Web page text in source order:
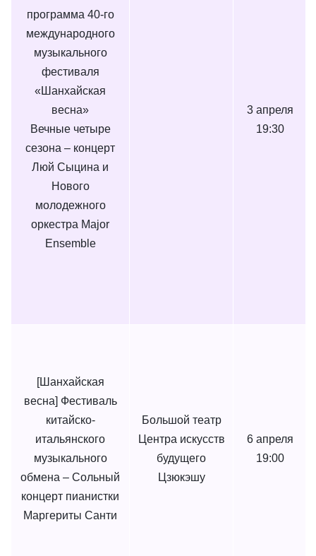
программа 40-го
международного
музыкального
фестиваля
«Шанхайская
весна»
Вечные четыре
сезона – концерт
Люй Сыцина и
Нового
молодежного
оркестра Major
Ensemble
3 апреля
19:30
[Шанхайская
весна] Фестиваль
китайско-
итальянского
музыкального
обмена – Сольный
концерт пианистки
Маргериты Санти
Большой театр
Центра искусств
будущего
Цзюкэшу
6 апреля
19:00